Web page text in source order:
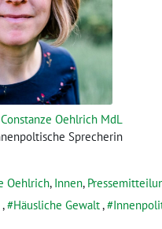
Constanze Oehlrich MdL
Sprecherin
Oehlrich, Innen,
, Häusliche Gewalt,